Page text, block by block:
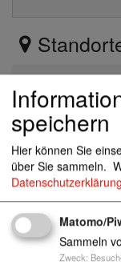
Zum
sz-
0331
https://
und-
ollwitz-
speichern
Hier können Sie
über Sie sammeln.
Datenschutzerklärung
Matomo/
Sammeln
Zweck: